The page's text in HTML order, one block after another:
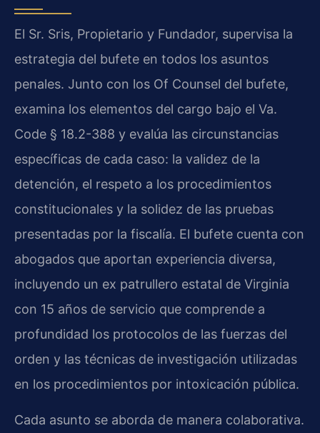
El Sr. Sris, Propietario y Fundador, supervisa la
estrategia del bufete en todos los asuntos
penales. Junto con los Of Counsel del bufete,
examina los elementos del cargo bajo el Va.
Code § 18.2-388 y evalúa las circunstancias
específicas de cada caso: la validez de la
detención, el respeto a los procedimientos
constitucionales y la solidez de las pruebas
presentadas por la fiscalía. El bufete cuenta con
abogados que aportan experiencia diversa,
incluyendo un ex patrullero estatal de Virginia
con 15 años de servicio que comprende a
profundidad los protocolos de las fuerzas del
orden y las técnicas de investigación utilizadas
en los procedimientos por intoxicación pública.
Cada asunto se aborda de manera colaborativa.